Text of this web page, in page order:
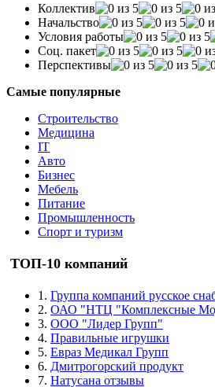
Коллектив
Начальство
Условия работы
Соц. пакет
Перспективы
Самые популярные
Строительство
Медицина
IT
Авто
Бизнес
Мебель
Питание
Промышленность
Спорт и туризм
ТОП-10 компаний
1. Группа компаний русское
2. ОАО "НТЦ "Комплексные
3. ООО "Лидер Групп"
4. Правильные игрушки
5. Евраз Медикал Групп
6. Дмитрогорский продукт
7. Натусана отзывы